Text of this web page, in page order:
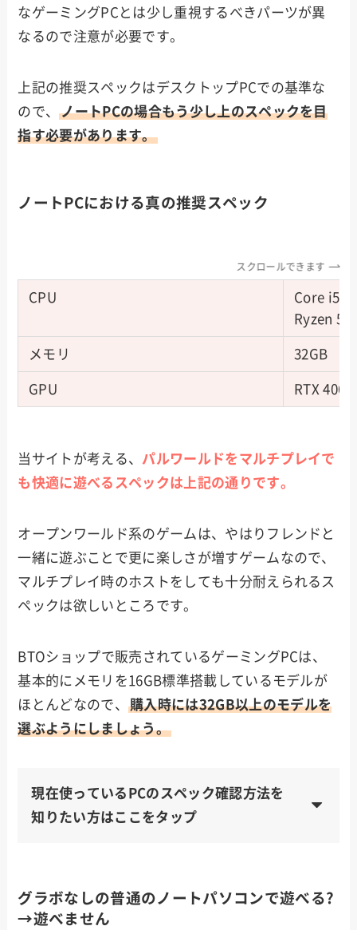
なゲーミングPCとは少し重視するべきパーツが異
なるので注意が必要です。
上記の推奨スペックはデスクトップPCでの基準な
ので、ノートPCの場合もう少し上のスペックを目
指す必要があります。
ノートPCにおける真の推奨スペック
スクロールできます
CPU
Core i5
Ryzen 5
メモリ 32GB
GPU RTX 4060
当サイトが考える、
パルワールドをマルチプレイで
も快適に遊べるスペックは上記の通りです。
オープンワールド系のゲームは、やはりフレンドと
一緒に遊ぶことで更に楽しさが増すゲームなので、
マルチプレイ時のホストをしても十分耐えられるス
ペックは欲しいところです。
BTOショップで販売されているゲーミングPCは、
基本的にメモリを16GB標準搭載しているモデルが
ほとんどなので、
購入時には32GB以上のモデルを
選ぶようにしましょう。
現在使っているPCのスペック確認方法を
知りたい方はここをタップ
グラボなしの普通のノートパソコンで遊べる?
→遊べません